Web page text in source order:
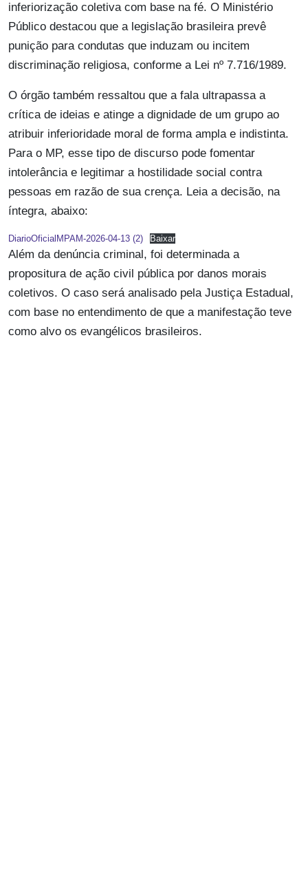
inferiorização coletiva com base na fé. O Ministério
Público destacou que a legislação brasileira prevê
punição para condutas que induzam ou incitem
discriminação religiosa, conforme a Lei nº 7.716/1989.
O órgão também ressaltou que a fala ultrapassa a
crítica de ideias e atinge a dignidade de um grupo ao
atribuir inferioridade moral de forma ampla e indistinta.
Para o MP, esse tipo de discurso pode fomentar
intolerância e legitimar a hostilidade social contra
pessoas em razão de sua crença. Leia a decisão, na
íntegra, abaixo:
DiarioOficialMPAM-2026-04-13 (2) Baixar
Além da denúncia criminal, foi determinada a
propositura de ação civil pública por danos morais
coletivos. O caso será analisado pela Justiça Estadual,
com base no entendimento de que a manifestação teve
como alvo os evangélicos brasileiros.